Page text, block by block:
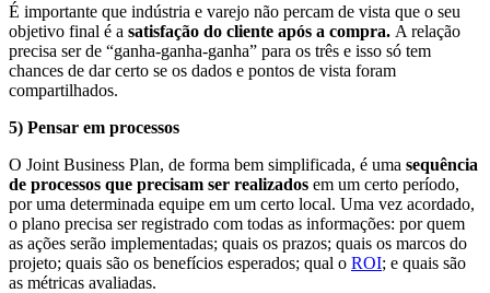
É importante que indústria e varejo não percam de vista que o seu
objetivo final é a satisfação do cliente após a compra. A relação
precisa ser de “ganha-ganha-ganha” para os três e isso só tem
chances de dar certo se os dados e pontos de vista foram
compartilhados.
5) Pensar em processos
O Joint Business Plan, de forma bem simplificada, é uma sequência
de processos que precisam ser realizados em um certo período,
por uma determinada equipe em um certo local. Uma vez acordado,
o plano precisa ser registrado com todas as informações: por quem
as ações serão implementadas; quais os prazos; quais os marcos do
projeto; quais são os benefícios esperados; qual o ROI; e quais são
as métricas avaliadas.